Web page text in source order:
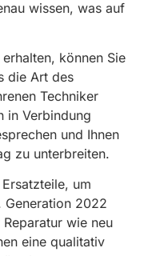
wissen, was auf
können Sie
die Art des
Techniker
in Verbindung
und Ihnen
zu unterbreiten.
um
Generation 2022
wie neu
eine qualitativ